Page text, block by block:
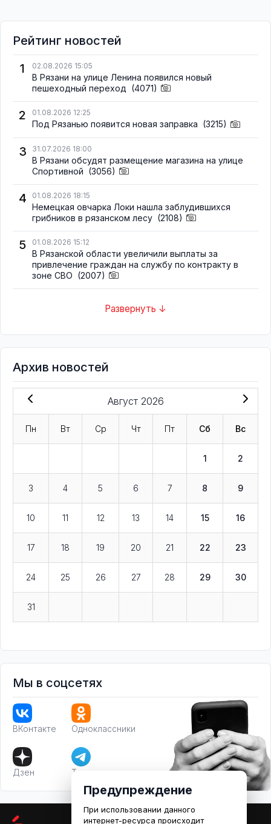
Рейтинг новостей
1
02.08.2026 15:05
В Рязани на улице Ленина появился новый
пешеходный переход (4071)
2 01.08.2026 12:25
Под Рязанью появится новая заправка (3215)
3 31.07.2026 18:00
В Рязани обсудят размещение магазина на улице
Спортивной (3056)
4 01.08.2026 18:15
Немецкая овчарка Локи нашла заблудившихся
грибников в рязанском лесу (2108)
5 01.08.2026 15:12
В Рязанской области увеличили выплаты за
привлечение граждан на службу по контракту в
зоне СВО (2007)
Развернуть ↓
Архив новостей
Август 2026
Пн Вт Ср Чт Пт Сб Вс
1 2
3 4 5 6 7 8 9
10 11 12 13 14 15 16
17 18 19 20 21 22 23
24 25 26 27 28 29 30
31
Мы в соцсетях
ВКонтакте Одноклассники
Дзен Телеграм
Предупреждение
При использовании данного
интернет-ресурса происходит